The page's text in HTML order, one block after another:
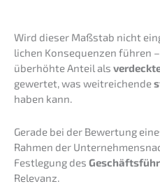
Wird dieser Maßstab nicht
li­chen Konse­quen­zen führen
überhöh­te Anteil als
gewer­tet, was weitrei­chen­de
haben kann.
Gerade bei der Bewer­tung
Rahmen der
Festle­gung des
Relevanz.